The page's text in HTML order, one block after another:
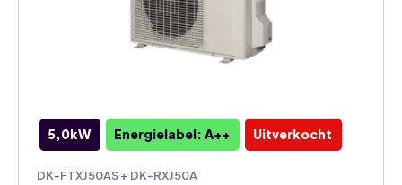
5,0kW Energielabel: A++ Uitverkocht
DK-FTXJ50AS + DK-RXJ50A